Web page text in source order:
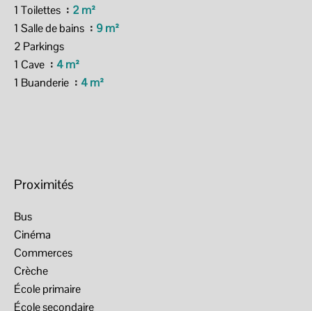
1 Toilettes
2 m²
1 Salle de bains
9 m²
2 Parkings
1 Cave
4 m²
1 Buanderie
4 m²
Proximités
Bus
Cinéma
Commerces
Crèche
École primaire
École secondaire